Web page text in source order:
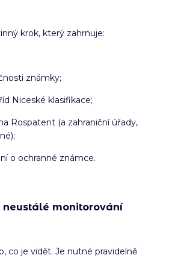
krok, který zahrnuje:
známky;
Niceské klasifikace;
Rospatent (a zahraniční úřady,
o ochranné známce.
neustálé monitorování
co je vidět. Je nutné pravidelně